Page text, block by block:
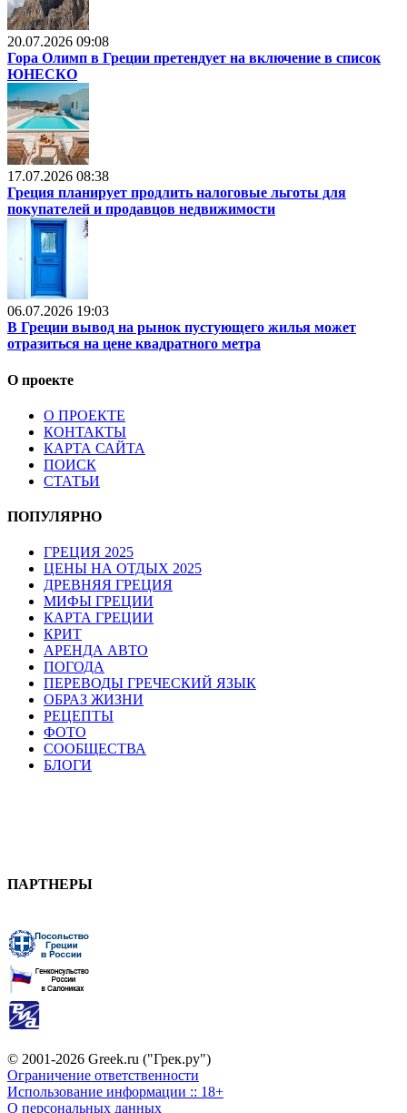
20.07.2026 09:08
Гора Олимп в Греции претендует на включение в список
ЮНЕСКО
17.07.2026 08:38
Греция планирует продлить налоговые льготы для
покупателей и продавцов недвижимости
06.07.2026 19:03
В Греции вывод на рынок пустующего жилья может
отразиться на цене квадратного метра
О проекте
О ПРОЕКТЕ
КОНТАКТЫ
КАРТА САЙТА
ПОИСК
СТАТЬИ
ПОПУЛЯРНО
ГРЕЦИЯ 2025
ЦЕНЫ НА ОТДЫХ 2025
ДРЕВНЯЯ ГРЕЦИЯ
МИФЫ ГРЕЦИИ
КАРТА ГРЕЦИИ
КРИТ
АРЕНДА АВТО
ПОГОДА
ПЕРЕВОДЫ ГРЕЧЕСКИЙ ЯЗЫК
ОБРАЗ ЖИЗНИ
РЕЦЕПТЫ
ФОТО
СООБЩЕСТВА
БЛОГИ
ПАРТНЕРЫ
© 2001-2026 Greek.ru ("Грек.ру")
Ограничение ответственности
Использование информации :: 18+
О персональных данных